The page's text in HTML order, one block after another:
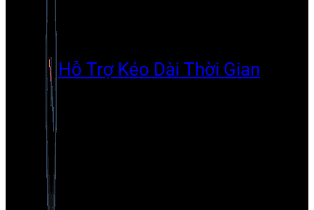
Hỗ Trợ Kéo Dài Thời Gian